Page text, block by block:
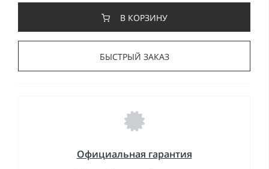
В КОРЗИНУ
БЫСТРЫЙ ЗАКАЗ
Официальная гарантия